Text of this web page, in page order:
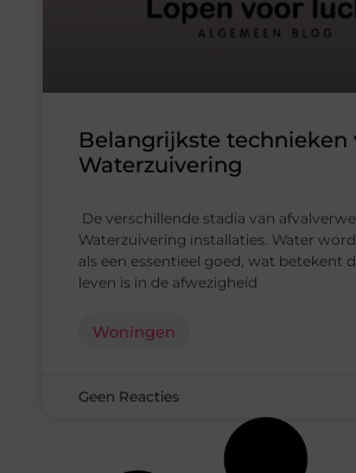
Belangrijkste technieken
Waterzuivering
De verschillende stadia van
Waterzuivering installaties. Water
als een essentieel goed, wat betekent
leven is in de afwezigheid
Woningen
Geen Reacties